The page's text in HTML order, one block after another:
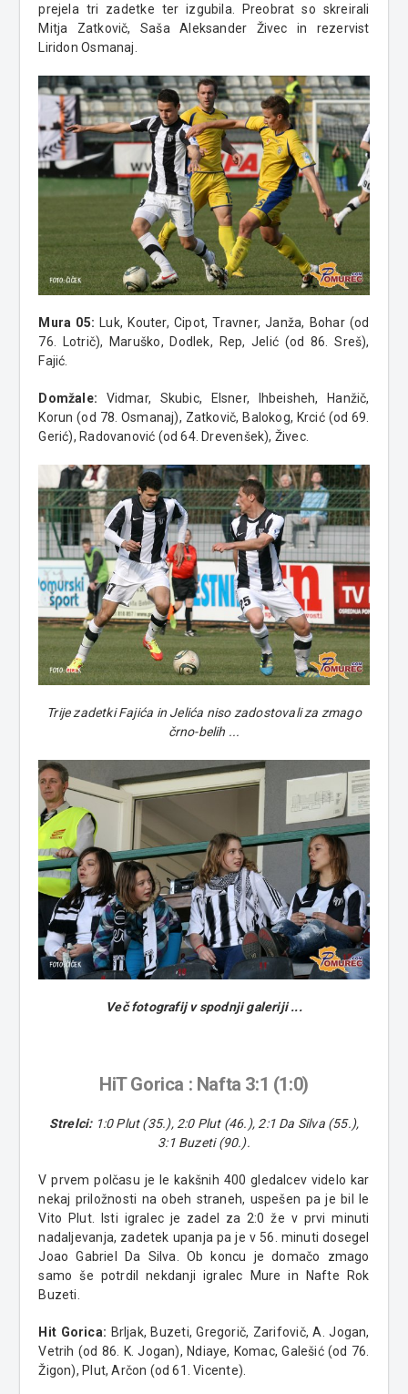
prejela tri zadetke ter izgubila. Preobrat so skreirali
Mitja Zatkovič, Saša Aleksander Živec in rezervist
Liridon Osmanaj.
Mura 05: Luk, Kouter, Cipot, Travner, Janža, Bohar (od
76. Lotrič), Maruško, Dodlek, Rep, Jelić (od 86. Sreš),
Fajić.
Domžale: Vidmar, Skubic, Elsner, Ihbeisheh, Hanžič,
Korun (od 78. Osmanaj), Zatkovič, Balokog, Krcić (od 69.
Gerić), Radovanović (od 64. Drevenšek), Živec.
Trije zadetki Fajića in Jelića niso zadostovali za zmago
črno-belih ...
Več fotografij v spodnji galeriji ...
HiT Gorica : Nafta 3:1 (1:0)
Strelci:1:0 Plut (35.), 2:0 Plut (46.), 2:1 Da Silva (55.),
3:1 Buzeti (90.).
V prvem polčasu je le kakšnih 400 gledalcev videlo kar
nekaj priložnosti na obeh straneh, uspešen pa je bil le
Vito Plut. Isti igralec je zadel za 2:0 že v prvi minuti
nadaljevanja, zadetek upanja pa je v 56. minuti dosegel
Joao Gabriel Da Silva. Ob koncu je domačo zmago
samo še potrdil nekdanji igralec Mure in Nafte Rok
Buzeti.
Hit Gorica: Brljak, Buzeti, Gregorič, Zarifovič, A. Jogan,
Vetrih (od 86. K. Jogan), Ndiaye, Komac, Galešić (od 76.
Žigon), Plut, Arčon (od 61. Vicente).